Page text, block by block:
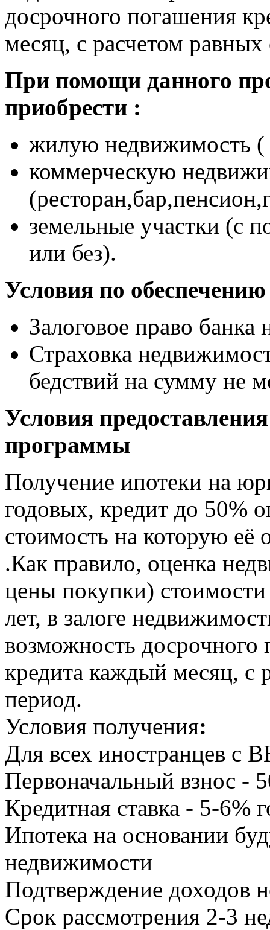
досрочного погашения
месяц, с расчетом
При помощи данного
приобрести :
жилую недвижимость (
коммерческую
земельные участки (с
или без).
Условия по
Залоговое право
Страховка
бедствий на сумму не
Условия предоставления
программы
Получение ипотеки на
годовых, кредит до 50%
стоимость на которую её
.Как правило, оценка
цены покупки)
лет, в залоге
возможность досрочного
кредита каждый месяц, с
период.
Условия получения:
Для всех иностранцев с
Первоначальный взнос -
Кредитная ставка - 5-6%
Ипотека на основании
недвижимости
Подтверждение доходов
Срок рассмотрения 2-3